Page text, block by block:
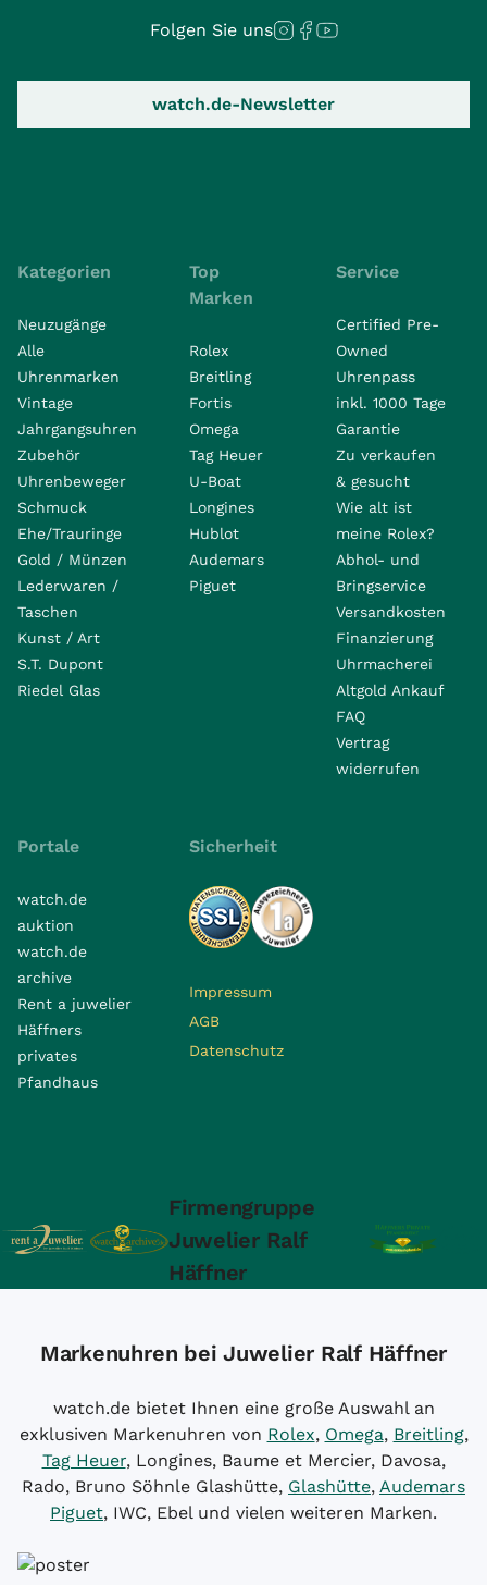
Folgen Sie uns
watch.de-Newsletter
Kategorien
Neuzugänge
Alle
Uhrenmarken
Vintage
Jahrgangsuhren
Zubehör
Uhrenbeweger
Schmuck
Ehe/Trauringe
Gold / Münzen
Lederwaren /
Taschen
Kunst / Art
S.T. Dupont
Riedel Glas
Top
Marken
Rolex
Breitling
Fortis
Omega
Tag Heuer
U-Boat
Longines
Hublot
Audemars
Piguet
Service
Certified Pre-
Owned
Uhrenpass
inkl. 1000 Tage
Garantie
Zu verkaufen
& gesucht
Wie alt ist
meine Rolex?
Abhol- und
Bringservice
Versandkosten
Finanzierung
Uhrmacherei
Altgold Ankauf
FAQ
Vertrag
widerrufen
Portale
watch.de
auktion
watch.de
archive
Rent a juwelier
Häffners
privates
Pfandhaus
Sicherheit
Impressum
AGB
Datenschutz
Firmengruppe
Juwelier Ralf
Häffner
Markenuhren bei Juwelier Ralf Häffner
watch.de bietet Ihnen eine große Auswahl an
exklusiven Markenuhren von Rolex, Omega, Breitling,
Tag Heuer, Longines, Baume et Mercier, Davosa,
Rado, Bruno Söhnle Glashütte, Glashütte, Audemars
Piguet, IWC, Ebel und vielen weiteren Marken.